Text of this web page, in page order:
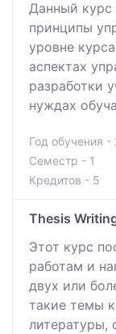
Данный курс
принципы
уровне
аспектах
разработки
нуждах
Год обучения -
Семестр - 1
Кредитов - 5
Thesis
Этот курс
работам и
двух или
такие темы
литературы,